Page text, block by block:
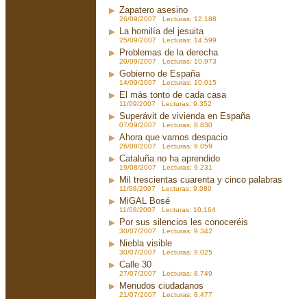
Zapatero asesino
26/09/2007 Lecturas: 12.188
La homilía del jesuita
25/09/2007 Lecturas: 14.599
Problemas de la derecha
20/09/2007 Lecturas: 10.973
Gobierno de España
14/09/2007 Lecturas: 10.015
El más tonto de cada casa
11/09/2007 Lecturas: 9.352
Superávit de vivienda en España
07/09/2007 Lecturas: 8.830
Ahora que vamos despacio
26/08/2007 Lecturas: 9.059
Cataluña no ha aprendido
19/08/2007 Lecturas: 9.231
Mil trescientas cuarenta y cinco palabras
11/08/2007 Lecturas: 9.080
MiGAL Bosé
11/08/2007 Lecturas: 10.164
Por sus silencios les conoceréis
30/07/2007 Lecturas: 9.342
Niebla visible
30/07/2007 Lecturas: 9.025
Calle 30
27/07/2007 Lecturas: 8.749
Menudos ciudadanos
21/07/2007 Lecturas: 8.477